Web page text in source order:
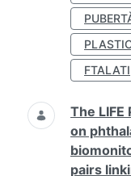
FTALATI
The LIFE
on
pairs